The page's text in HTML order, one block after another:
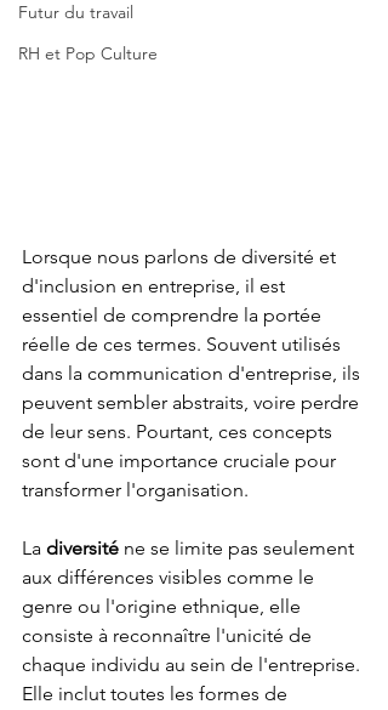
Futur du travail
RH et Pop Culture
Lorsque nous parlons de diversité et
d'inclusion en entreprise, il est
essentiel de comprendre la portée
réelle de ces termes. Souvent utilisés
dans la communication d'entreprise, ils
peuvent sembler abstraits, voire perdre
de leur sens. Pourtant, ces concepts
sont d'une importance cruciale pour
transformer l'organisation.
La diversité ne se limite pas seulement
aux différences visibles comme le
genre ou l'origine ethnique, elle
consiste à reconnaître l'unicité de
chaque individu au sein de l'entreprise.
Elle inclut toutes les formes de